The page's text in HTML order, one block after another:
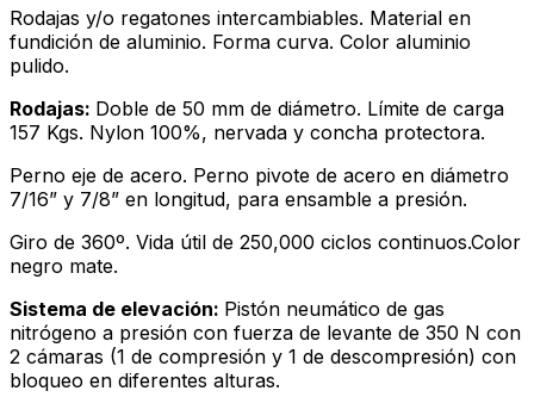
Rodajas y/o regatones intercambiables. Material en
fundición de aluminio. Forma curva. Color aluminio
pulido.
Rodajas: Doble de 50 mm de diámetro. Límite de carga
157 Kgs. Nylon 100%, nervada y concha protectora.
Perno eje de acero. Perno pivote de acero en diámetro
7/16” y 7/8” en longitud, para ensamble a presión.
Giro de 360º. Vida útil de 250,000 ciclos continuos.Color
negro mate.
Sistema de elevación: Pistón neumático de gas
nitrógeno a presión con fuerza de levante de 350 N con
2 cámaras (1 de compresión y 1 de descompresión) con
bloqueo en diferentes alturas.